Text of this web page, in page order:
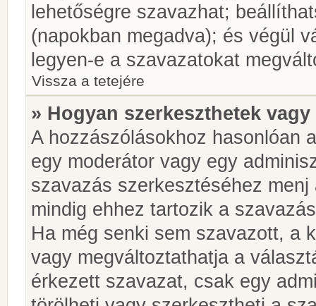
lehetőségre szavazhat;
(napokban megadva); és végül
legyen-e a szavazatokat
Vissza a tetejére
» Hogyan szerkeszthetek
A hozzászólásokhoz hasonlóan
egy moderátor vagy egy
szavazás szerkesztéséhez
mindig ehhez tartozik a
Ha még senki sem szavazott, a
vagy megváltoztathatja a
érkezett szavazat, csak egy